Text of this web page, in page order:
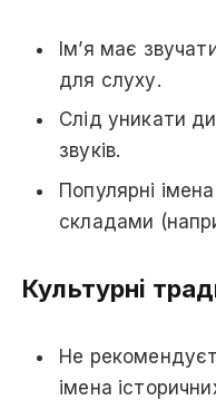
Ім’я має
для слуху.
Слід уникати
звуків.
Популярні
складами
Культурні
Не
імена